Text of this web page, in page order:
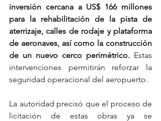
inversión cercana a US$ 166 millones
para la rehabilitación de la pista de
aterrizaje, calles de rodaje y plataforma
de aeronaves, así como la construcción
de un nuevo cerco perimétrico. Estas
intervenciones permitirán reforzar la
seguridad operacional del aeropuerto.
La autoridad precisó que el proceso de
licitación de estas obras ya se